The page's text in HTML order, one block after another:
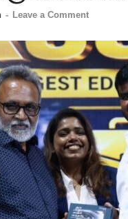
- Leave a Comment